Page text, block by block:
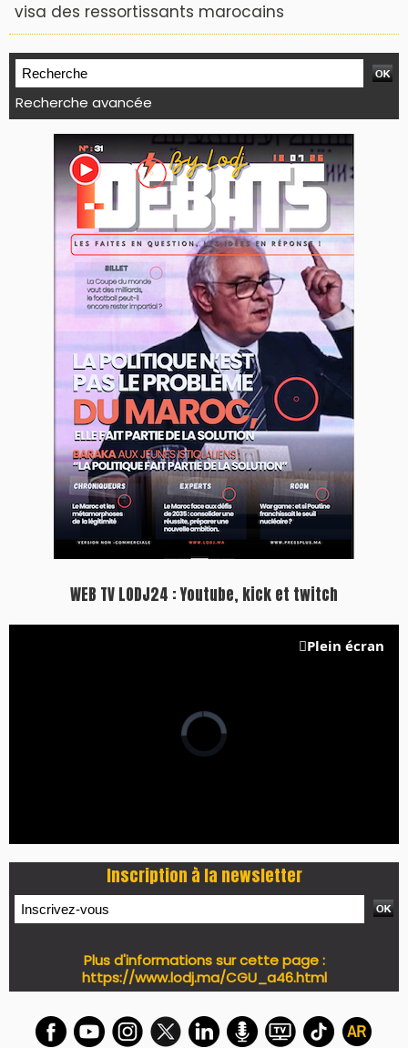
visa des ressortissants marocains
Recherche avancée
WEB TV LODJ24 : Youtube, kick et twitch
Plein écran
Inscription à la newsletter
Plus d'informations sur cette page :
https://www.lodj.ma/CGU_a46.html